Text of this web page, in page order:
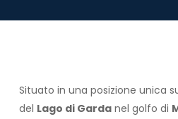
Situato in una posizione unica
del Lago di Gardanel golfo di